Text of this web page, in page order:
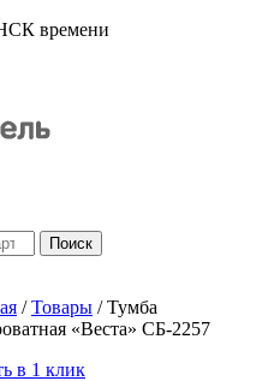
времени
/ Товары / Тумба
«Веста» СБ-2257
в 1 клик